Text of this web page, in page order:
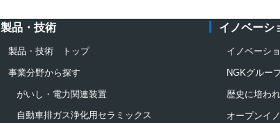
製品・技術
製品・技術 トップ
事業分野から探す
がいし・電力関連装置
自動車排ガス浄化用セラミックス
イノベーシ
イノベーシ
NGKグルー
歴史に培わ
オープンイ